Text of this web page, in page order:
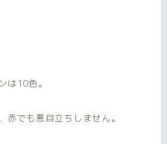
は10色。
赤でも悪目立ちしません。